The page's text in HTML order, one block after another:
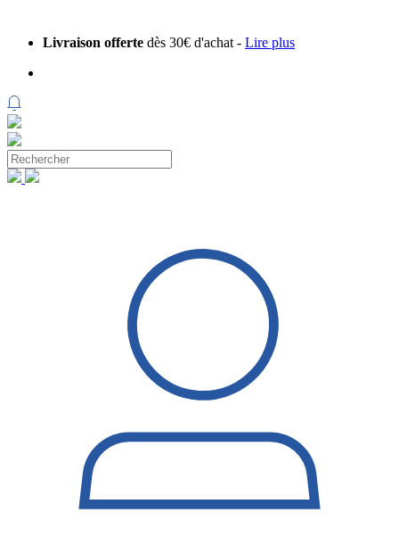
Livraison offerte dès 30€ d'achat - Lire plus